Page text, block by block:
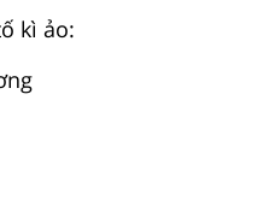
kì ảo: